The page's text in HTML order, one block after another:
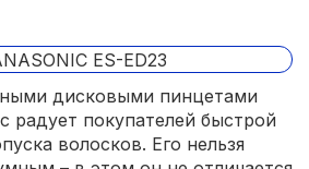
дисковыми пинцетами
радует покупателей быстрой
волосков. Его нельзя